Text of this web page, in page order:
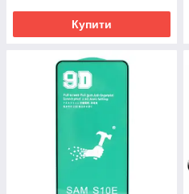
Купити